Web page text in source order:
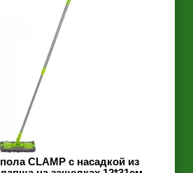
CLAMP с насадкой из